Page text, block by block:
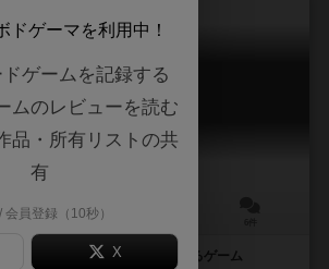
焼肉大戦争 完全版
Daisensou: Perfect Edition
10～20分
にいい焼き加減のお肉を獲得するゲーム
ドゲーマを利用中！
ゲームを記録する
ムのレビューを読む
品・所有リストの共
有
会員登録（10秒）
X